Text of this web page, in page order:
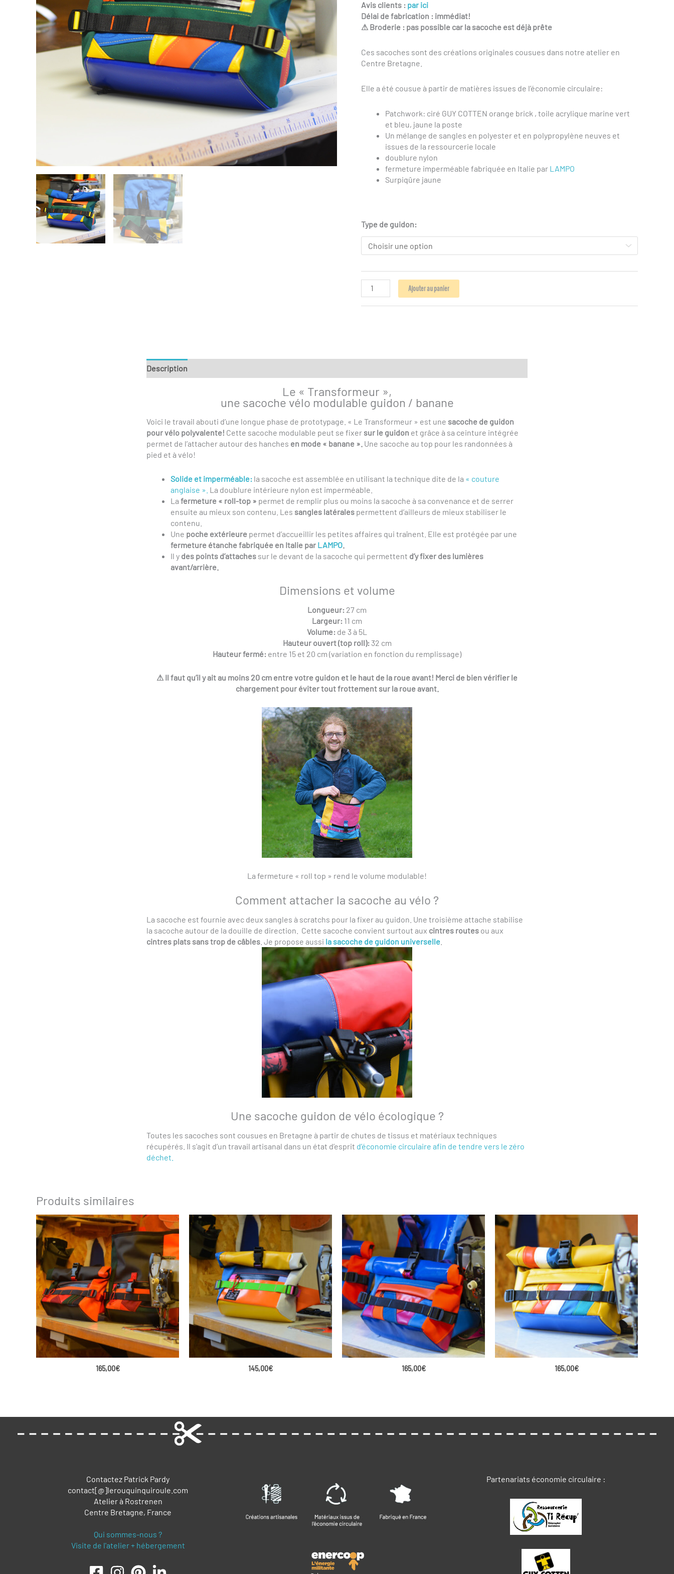
Avis clients : par ici
Délai de fabrication : immédiat!
⚠ Broderie : pas possible car la sacoche est déjà prête
Ces sacoches sont des créations originales cousues dans notre atelier en
Centre Bretagne.
Elle a été cousue à partir de matières issues de l’économie circulaire:
Patchwork: ciré GUY COTTEN orange brick , toile acrylique marine vert
et bleu, jaune la poste
Un mélange de sangles en polyester et en polypropylène neuves et
issues de la ressourcerie locale
doublure nylon
fermeture imperméable fabriquée en Italie par LAMPO
Surpiqûre jaune
Type de guidon:
quantité
de
Sacoche
Ajouter au panier
Description
Le « Transformeur »,
une sacoche vélo modulable guidon / banane
Voici le travail abouti d’une longue phase de prototypage. « Le Transformeur » est une sacoche de guidon
pour vélo polyvalente! Cette sacoche modulable peut se fixer sur le guidon et grâce à sa ceinture intégrée
permet de l’attacher autour des hanches en mode « banane ». Une sacoche au top pour les randonnées à
pied et à vélo!
Solide et imperméable: la sacoche est assemblée en utilisant la technique dite de la « couture
anglaise ». La doublure intérieure nylon est imperméable.
La fermeture « roll-top » permet de remplir plus ou moins la sacoche à sa convenance et de serrer
ensuite au mieux son contenu. Les sangles latérales permettent d’ailleurs de mieux stabiliser le
contenu.
Une poche extérieure permet d’accueillir les petites affaires qui traînent. Elle est protégée par une
fermeture étanche fabriquée en Italie par LAMPO.
Il y des points d’attaches sur le devant de la sacoche qui permettent d’y fixer des lumières
avant/arrière.
Dimensions et volume
Longueur: 27 cm
Largeur: 11 cm
Volume: de 3 à 5L
Hauteur ouvert (top roll): 32 cm
Hauteur fermé: entre 15 et 20 cm (variation en fonction du remplissage)
⚠ Il faut qu’il y ait au moins 20 cm entre votre guidon et le haut de la roue avant! Merci de bien vérifier le
chargement pour éviter tout frottement sur la roue avant.
La fermeture « roll top » rend le volume modulable!
Comment attacher la sacoche au vélo ?
La sacoche est fournie avec deux sangles à scratchs pour la fixer au guidon. Une troisième attache stabilise
la sacoche autour de la douille de direction. Cette sacoche convient surtout aux cintres routes ou aux
cintres plats sans trop de câbles . Je propose aussi la sacoche de guidon universelle
Une sacoche guidon de vélo écologique ?
Toutes les sacoches sont cousues en Bretagne à partir de chutes de tissus et matériaux techniques
récupérés. Il s’agit d’un travail artisanal dans un état d’esprit d’économie circulaire afin de tendre vers le zéro
déchet.
Produits similaires
165,00€ 145,00€ 165,00€ 165,00€
Contactez Patrick Pardy
contact[@]lerouquinquiroule.com
Atelier à Rostrenen
Centre Bretagne, France
Qui sommes-nous ?
Visite de l'atelier + hébergement
Partenariats économie circulaire :